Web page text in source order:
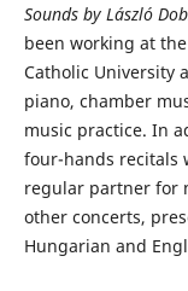
Sounds by László
been working at
Catholic University
piano, chamber
music practice. In
four-hands recitals
regular partner for
other concerts,
Hungarian and